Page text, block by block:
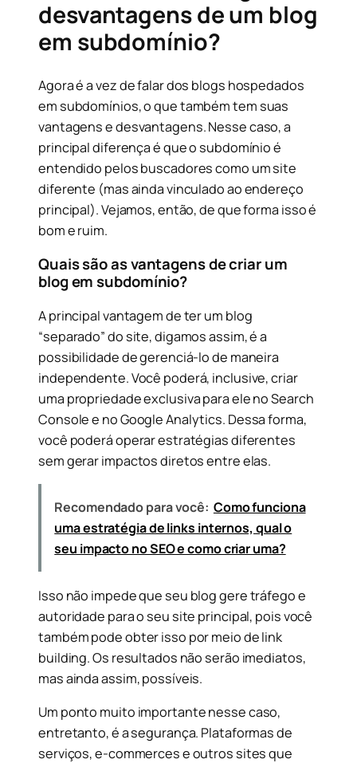
desvantagens de um blog
em subdomínio?
Agora é a vez de falar dos blogs hospedados
em subdomínios, o que também tem suas
vantagens e desvantagens. Nesse caso, a
principal diferença é que o subdomínio é
entendido pelos buscadores como um site
diferente (mas ainda vinculado ao endereço
principal). Vejamos, então, de que forma isso é
bom e ruim.
Quais são as vantagens de criar um
blog em subdomínio?
A principal vantagem de ter um blog
“separado” do site, digamos assim, é a
possibilidade de gerenciá-lo de maneira
independente. Você poderá, inclusive, criar
uma propriedade exclusiva para ele no Search
Console e no Google Analytics. Dessa forma,
você poderá operar estratégias diferentes
sem gerar impactos diretos entre elas.
Recomendado para você: Como funciona
uma estratégia de links internos, qual o
seu impacto no SEO e como criar uma?
Isso não impede que seu blog gere tráfego e
autoridade para o seu site principal, pois você
também pode obter isso por meio de link
building. Os resultados não serão imediatos,
mas ainda assim, possíveis.
Um ponto muito importante nesse caso,
entretanto, é a segurança. Plataformas de
serviços, e-commerces e outros sites que